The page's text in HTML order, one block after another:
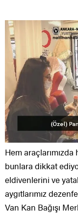
Hem
bunlara dikkat
eldivenlerini ve
aygıtlarımız
Van Kan Bağışı